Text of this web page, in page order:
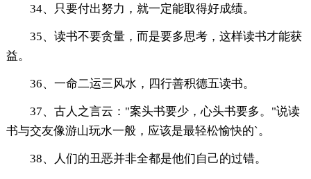
34、只要付出努力，就一定能取得好成绩。
35、读书不要贪量，而是要多思考，这样读书才能获
益。
36、一命二运三风水，四行善积德五读书。
37、古人之言云："案头书要少，心头书要多。"说读
书与交友像游山玩水一般，应该是最轻松愉快的`。
38、人们的丑恶并非全都是他们自己的过错。